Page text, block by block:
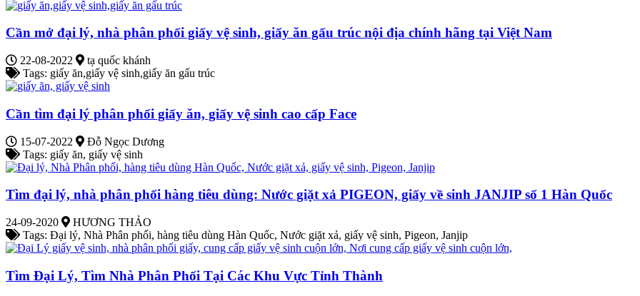
Cần mở đại lý, nhà phân phối giấy vệ sinh, giấy ăn gấu trúc nội địa chính hãng tại Việt Nam
22-08-2022
tạ quốc khánh
Tags: giấy ăn,giấy vệ sinh,giấy ăn gấu trúc
Cần tìm đại lý phân phối giấy ăn, giấy vệ sinh cao cấp Face
15-07-2022
Đỗ Ngọc Dương
Tags: giấy ăn, giấy vệ sinh
Tìm đại lý, nhà phân phối hàng tiêu dùng: Nước giặt xả PIGEON, giấy về sinh JANJIP số 1 Hàn Quốc
24-09-2020
HƯƠNG THẢO
Tags: Đại lý, Nhà Phân phối, hàng tiêu dùng Hàn Quốc, Nước giặt xả, giấy vệ sinh, Pigeon, Janjip
Tìm Đại Lý, Tìm Nhà Phân Phối Tại Các Khu Vực Tỉnh Thành